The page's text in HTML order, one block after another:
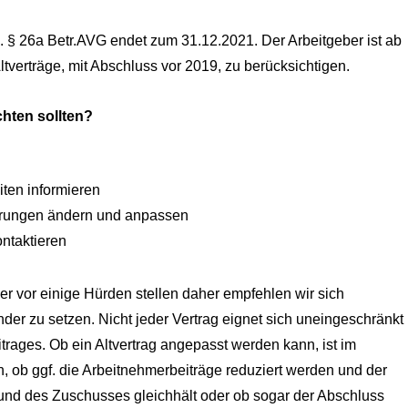
26a Betr.AVG endet zum 31.12.2021. Der Arbeitgeber ist ab
mit Abschluss vor 2019, zu berücksichtigen.
sollten?
informieren
ändern und anpassen
vor einige Hürden stellen daher empfehlen wir sich
zu setzen. Nicht jeder Vertrag eignet sich uneingeschränkt
Ob ein Altvertrag angepasst werden kann, ist im
ob ggf. die Arbeitnehmerbeiträge reduziert werden und der
des Zuschusses gleichhält oder ob sogar der Abschluss